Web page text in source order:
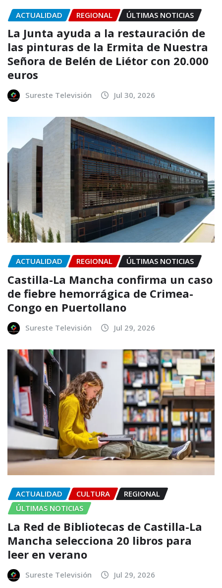
ACTUALIDAD REGIONAL ÚLTIMAS NOTICIAS
La Junta ayuda a la restauración de
las pinturas de la Ermita de Nuestra
Señora de Belén de Liétor con 20.000
euros
Sureste Televisión Jul 30, 2026
ACTUALIDAD REGIONAL ÚLTIMAS NOTICIAS
Castilla-La Mancha confirma un caso
de fiebre hemorrágica de Crimea-
Congo en Puertollano
Sureste Televisión Jul 29, 2026
ACTUALIDAD CULTURA
REGIONAL
ÚLTIMAS NOTICIAS
La Red de Bibliotecas de Castilla-La
Mancha selecciona 20 libros para
leer en verano
Sureste Televisión Jul 29, 2026